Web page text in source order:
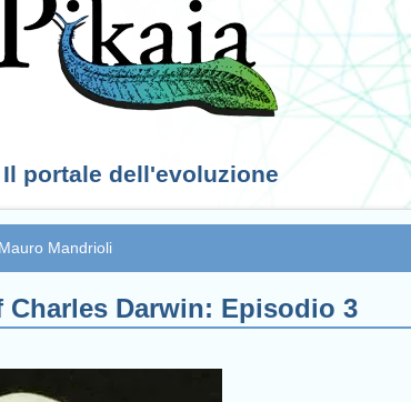
Il portale dell'evoluzione
Mauro Mandrioli
Charles Darwin: Episodio 3